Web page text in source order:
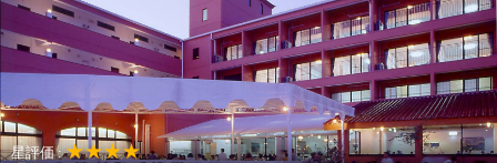
ッ
プ
星評価 :★★★★